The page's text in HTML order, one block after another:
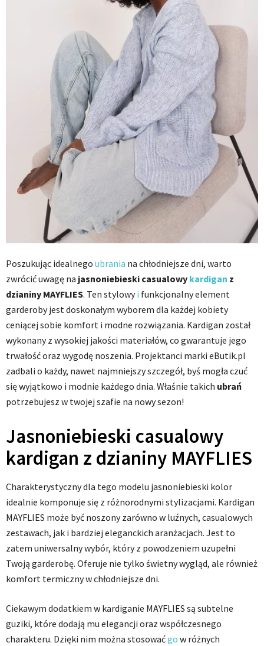
Poszukując idealnego ubrania na chłodniejsze dni, warto
zwrócić uwagę na jasnoniebieski casualowy kardigan z
dzianiny MAYFLIES. Ten stylowyi funkcjonalny element
garderoby jest doskonałym wyborem dla każdej kobiety
ceniącej sobie komfort i modne rozwiązania. Kardigan został
wykonany z wysokiej jakości materiałów, co gwarantuje jego
trwałość oraz wygodę noszenia. Projektanci marki eButik.pl
zadbali o każdy, nawet najmniejszy szczegół, byś mogła czuć
się wyjątkowo i modnie każdego dnia. Właśnie takich ubrań
potrzebujesz w twojej szafie na nowy sezon!
Jasnoniebieski casualowy
kardigan z dzianiny MAYFLIES
Charakterystyczny dla tego modelu jasnoniebieski kolor
idealnie komponuje się z różnorodnymi stylizacjami. Kardigan
MAYFLIES może być noszony zarówno w luźnych, casualowych
zestawach, jak i bardziej eleganckich aranżacjach. Jest to
zatem uniwersalny wybór, który z powodzeniem uzupełni
Twoją garderobę. Oferuje nie tylko świetny wygląd, ale również
komfort termiczny w chłodniejsze dni.
Ciekawym dodatkiem w kardiganie MAYFLIES są subtelne
guziki, które dodają mu elegancji oraz współczesnego
charakteru. Dzięki nim można stosowaćgo w różnych